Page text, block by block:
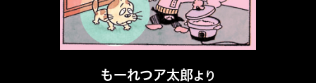
もーれつア太郎より